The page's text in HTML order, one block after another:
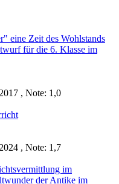
eine Zeit des Wohlstands
für die 6. Klasse im
, Note: 1,0
, Note: 1,7
im
der Antike im